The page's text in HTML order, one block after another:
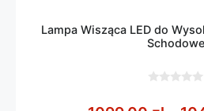
Lampa Wisząca LED do